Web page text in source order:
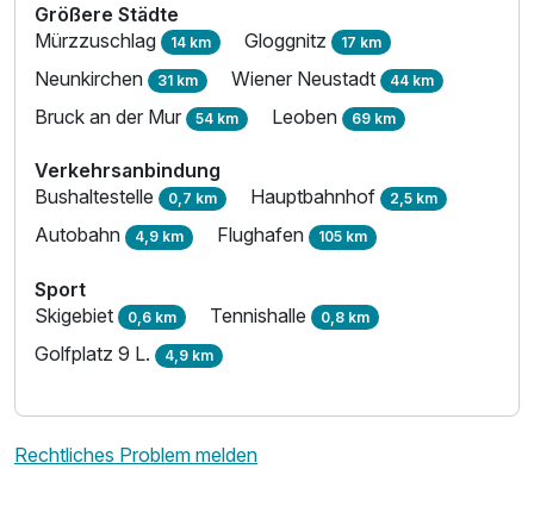
p.P. ab 297,00 €
Twinbettzimmer
Größere Städte
Mürzzuschlag 14 km Gloggnitz 17 km
Neunkirchen 31 km Wiener Neustadt 44 km
Bruck an der Mur 54 km Leoben 69 km
Verkehrsanbindung
Bushaltestelle 0,7 km Hauptbahnhof 2,5 km
Autobahn 4,9 km Flughafen 105 km
Sport
Skigebiet 0,6 km Tennishalle 0,8 km
Golfplatz 9 L. 4,9 km
Rechtliches Problem melden